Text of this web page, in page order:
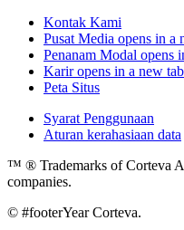
Kontak Kami
Pusat Media opens in a
Penanam Modal opens
Karir opens in a new tab
Peta Situs
Syarat Penggunaan
Aturan kerahasiaan data
™ ® Trademarks of Corteva
companies.
© #footerYear Corteva.